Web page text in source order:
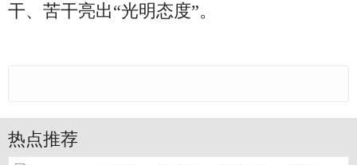
干、苦干亮出“光明态度”。
热点推荐